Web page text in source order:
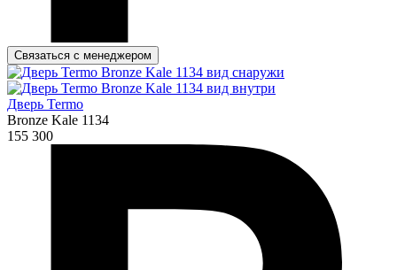
Связаться с менеджером
Дверь Termo
Bronze Kale 1134
155 300